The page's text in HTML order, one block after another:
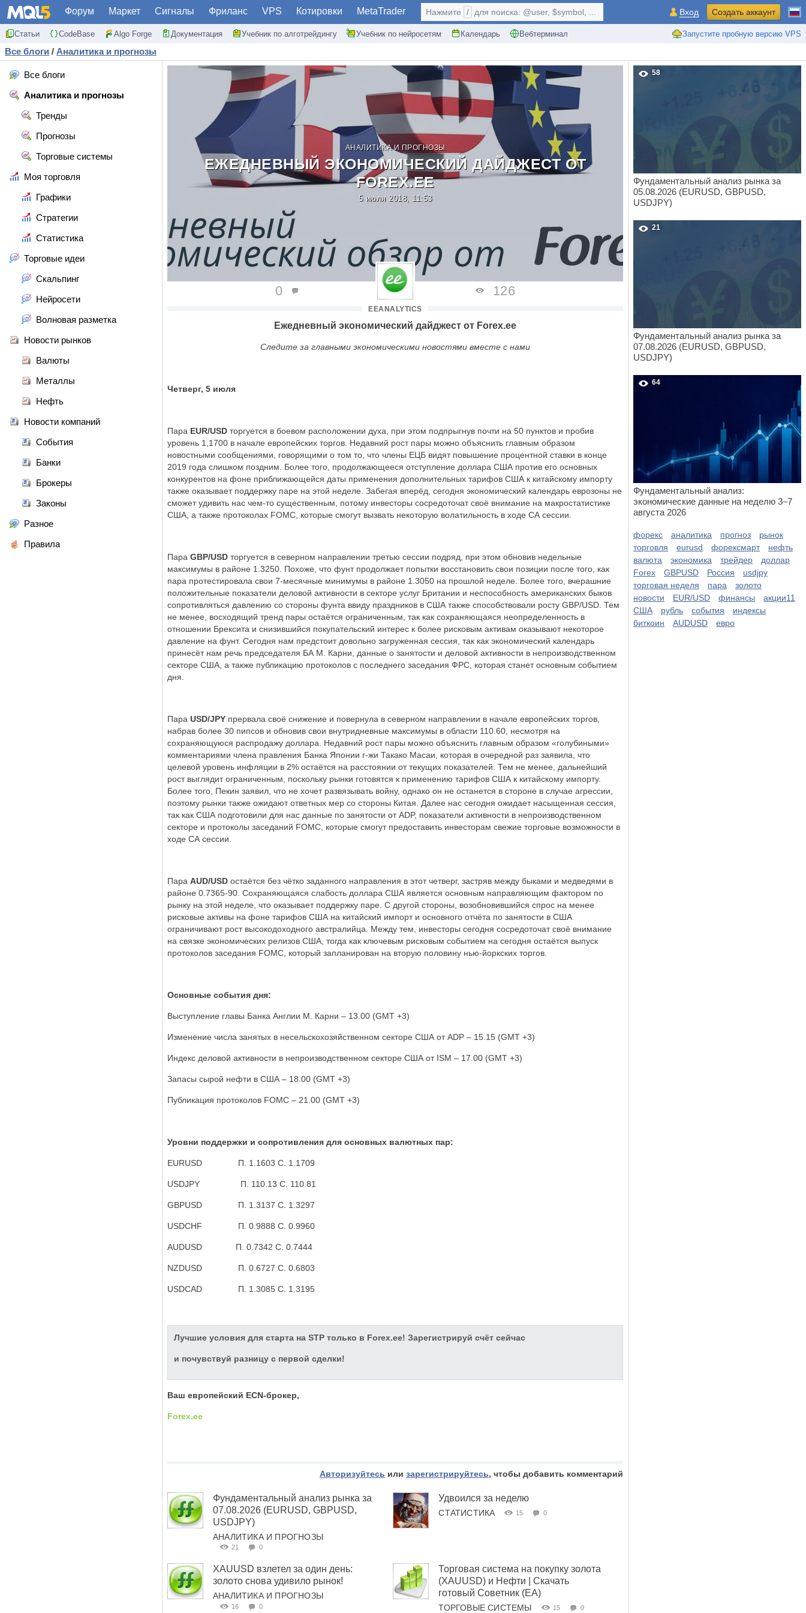
Форум Маркет Сигналы Фриланс VPS Котировки MetaTrader
Статьи CodeBase Algo Forge Документация Учебник по алготрейдингу Учебник по нейросетям Календарь Вебтерминал Запустите пробную версию VPS
Нажмите / для поиска: @user, $symbol, ... Вход Создать аккаунт
Все блоги / Аналитика и прогнозы
Все блоги
Аналитика и прогнозы
Тренды
Прогнозы
Торговые системы
Моя торговля
Графики
Стратегии
Статистика
Торговые идеи
Скальпинг
Нейросети
Волновая разметка
Новости рынков
Валюты
Металлы
Нефть
Новости компаний
События
Банки
Брокеры
Законы
Разное
Правила
АНАЛИТИКА И ПРОГНОЗЫ
ЕЖЕДНЕВНЫЙ ЭКОНОМИЧЕСКИЙ ДАЙДЖЕСТ ОТ
FOREX.EE
5 июля 2018, 11:53
EEANALYTICS
0 126
Ежедневный экономический дайджест от Forex.ee
Следите за главными экономическими новостями вместе с нами
Четверг, 5 июля
Пара EUR/USD торгуется в боевом расположении духа, при этом подпрыгнув почти на 50 пунктов и пробив
уровень 1,1700 в начале европейских торгов. Недавний рост пары можно объяснить главным образом
новостными сообщениями, говорящими о том то, что члены ЕЦБ видят повышение процентной ставки в конце
2019 года слишком поздним. Более того, продолжающееся отступление доллара США против его основных
конкурентов на фоне приближающейся даты применения дополнительных тарифов США к китайскому импорту
также оказывает поддержку паре на этой неделе. Забегая вперёд, сегодня экономический календарь еврозоны не
сможет удивить нас чем-то существенным, потому инвесторы сосредоточат своё внимание на макростатистике
США, а также протоколах FOMC , которые смогут вызвать некоторую волатильность в ходе СА сессии.
Пара GBP/USD торгуется в северном направлении третью сессии подряд, при этом обновив недельные
максимумы в районе 1.3250. Похоже, что фунт продолжает попытки восстановить свои позиции после того, как
пара протестировала свои 7-месячные минимумы в районе 1.3050 на прошлой неделе. Более того, вчерашние
положительные показатели деловой активности в секторе услуг Британии и неспособность американских быков
сопротивляться давлению со стороны фунта ввиду праздников в США также способствовали росту GBP/USD. Тем
не менее, восходящий тренд пары остаётся ограниченным, так как сохраняющаяся неопределенность в
отношении Брексита и снизившийся покупательский интерес к более рисковым активам оказывают некоторое
давление на фунт. Сегодня нам предстоит довольно загруженная сессия, так как экономический календарь
принесёт нам речь председателя БА М. Карни, данные о занятости и деловой активности в непроизводственном
секторе США, а также публикацию протоколов с последнего заседания ФРС, которая станет основным событием
дня.
Пара USD/JPY прервала своё снижение и повернула в северном направлении в начале европейских торгов,
набрав более 30 пипсов и обновив свои внутридневные максимумы в области 110.60, несмотря на
сохраняющуюся распродажу доллара. Недавний рост пары можно объяснить главным образом «голубиными»
комментариями члена правления Банка Японии г-жи Такако Масаи, которая в очередной раз заявила, что
целевой уровень инфляции в 2% остаётся на расстоянии от текущих показателей. Тем не менее, дальнейший
рост выглядит ограниченным, поскольку рынки готовятся к применению тарифов США к китайскому импорту.
Более того, Пекин заявил, что не хочет развязывать войну, однако он не останется в стороне в случае агрессии,
поэтому рынки также ожидают ответных мер со стороны Китая. Далее нас сегодня ожидает насыщенная сессия,
так как США подготовили для нас данные по занятости от ADP, показатели активности в непроизводственном
секторе и протоколы заседаний FOMC, которые смогут предоставить инвесторам свежие торговые возможности в
ходе СА сессии.
Пара AUD/USD остаётся без чётко заданного направления в этот четверг, застряв между быками и медведями в
районе 0.7365-90. Сохраняющаяся слабость доллара США является основным направляющим фактором по
рынку на этой неделе, что оказывает поддержку паре. С другой стороны, возобновившийся спрос на менее
рисковые активы на фоне тарифов США на китайский импорт и основного отчёта по занятости в США
ограничивают рост высокодоходного австралийца. Между тем, инвесторы сегодня сосредоточат своё внимание
на связке экономических релизов США, тогда как ключевым рисковым событием на сегодня остаётся выпуск
протоколов заседания FOMC, который запланирован на вторую половину нью-йоркских торгов.
Основные события дня:
Выступление главы Банка Англии М . Карни – 13.00 (GMT +3)
Изменение числа занятых в несельскохозяйственном секторе США отADP – 15.15 (GMT +3)
Индекс деловой активности в непроизводственном секторе США от ISM – 17.00 (GMT +3)
Запасы сырой нефти в США – 18.00 (GMT +3)
Публикация протоколов FOMC – 21.00 (GMT +3)
Уровни поддержки и сопротивления для основных валютных пар:
EURUSD П. 1.1603 С. 1.1709
USDJPY П. 110.13 С. 110.81
GBPUSD П. 1.3137 С. 1.3297
USDCHF П. 0.9888 С. 0.9960
AUDUSD П. 0.7342 С. 0.7444
NZDUSD П. 0.6727 С. 0.6803
USDCAD П. 1.3085 С. 1.3195
Лучшие условия для старта на STP только в Forex.ee! Зарегистрируй счёт сейчас
и почувствуй разницу с первой сделки!
Ваш европейский ECN-брокер,
Forex.ee
Авторизуйтесь или зарегистрируйтесь, чтобы добавить комментарий
Фундаментальный анализ рынка за
07.08.2026 (EURUSD, GBPUSD,
USDJPY)
АНАЛИТИКА И ПРОГНОЗЫ
21 0
Удвоился за неделю
СТАТИСТИКА 15 0
XAUUSD взлетел за один день:
золото снова удивило рынок!
АНАЛИТИКА И ПРОГНОЗЫ
16 0
Торговая система на покупку золота
(XAUUSD) и Нефти | Скачать
готовый Советник (EA)
ТОРГОВЫЕ СИСТЕМЫ 15 0
58
Фундаментальный анализ рынка за
05.08.2026 (EURUSD, GBPUSD,
USDJPY)
21
Фундаментальный анализ рынка за
07.08.2026 (EURUSD, GBPUSD,
USDJPY)
64
Фундаментальный анализ:
экономические данные на неделю 3–7
августа 2026
форекс аналитика прогноз
рынок
торговля
eurusd форексмарт
нефть
валюта
экономика трейдер
доллар
Forex
GBPUSD Россия
usdjpy
торговая неделя
пара
золото
новости
EUR/USD финансы
акции11
США
рубль события
индексы
биткоин
AUDUSD евро